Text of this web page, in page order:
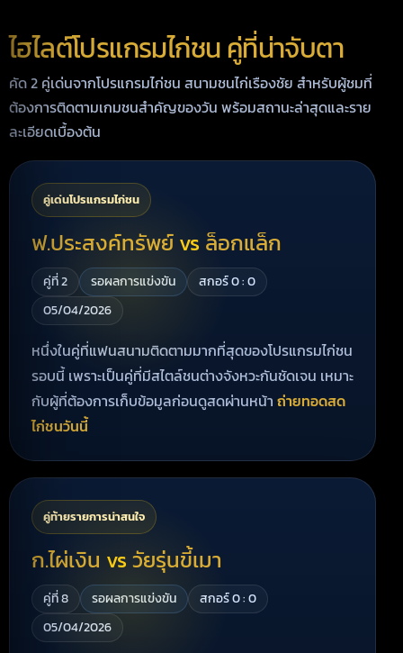
ไฮไลต์โปรแกรมไก่ชน คู่ที่น่าจับตา
คัด 2 คู่เด่นจากโปรแกรมไก่ชน สนามชนไก่เรืองชัย สำหรับผู้ชมที่
ต้องการติดตามเกมชนสำคัญของวัน พร้อมสถานะล่าสุดและราย
ละเอียดเบื้องต้น
คู่เด่นโปรแกรมไก่ชน
ฟ.ประสงค์ทรัพย์ vs ล็อกแล็ก
คู่ที่ 2 รอผลการแข่งขัน
สกอร์ 0 : 0
05/04/2026
หนึ่งในคู่ที่แฟนสนามติดตามมากที่สุดของโปรแกรมไก่ชน
รอบนี้ เพราะเป็นคู่ที่มีสไตล์ชนต่างจังหวะกันชัดเจน เหมาะ
กับผู้ที่ต้องการเก็บข้อมูลก่อนดูสดผ่านหน้า ถ่ายทอดสด
ไก่ชนวันนี้
คู่ท้ายรายการน่าสนใจ
ก.ไผ่เงิน vs วัยรุ่นขี้เมา
คู่ที่ 8 รอผลการแข่งขัน
สกอร์ 0 : 0
05/04/2026